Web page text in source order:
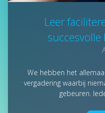
Leer
We hebben het
vergadering waarbij
gebeuren.